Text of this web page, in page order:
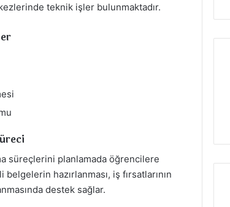
teknik işler bulunmaktadır.
süreçlerini planlamada öğrencilere
hazırlanması, iş fırsatlarının
destek sağlar.